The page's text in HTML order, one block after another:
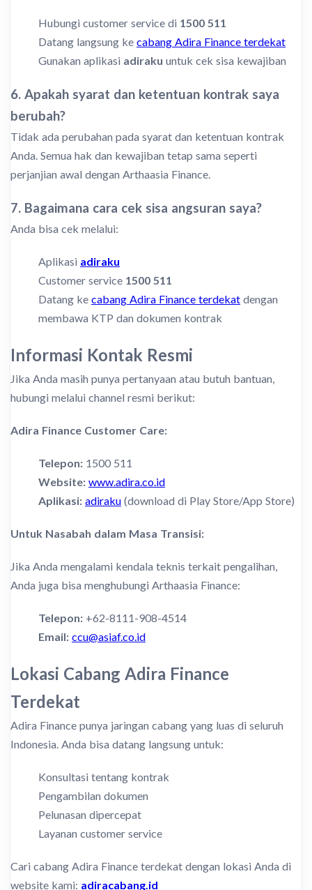
Hubungi customer service di 1500 511
Datang langsung ke cabang Adira Finance terdekat
Gunakan aplikasi adiraku untuk cek sisa kewajiban
6. Apakah syarat dan ketentuan kontrak saya
berubah?
Tidak ada perubahan pada syarat dan ketentuan kontrak
Anda. Semua hak dan kewajiban tetap sama seperti
perjanjian awal dengan Arthaasia Finance.
7. Bagaimana cara cek sisa angsuran saya?
Anda bisa cek melalui:
Aplikasi adiraku
Customer service 1500 511
Datang ke cabang Adira Finance terdekat dengan
membawa KTP dan dokumen kontrak
Informasi Kontak Resmi
Jika Anda masih punya pertanyaan atau butuh bantuan,
hubungi melalui channel resmi berikut:
Adira Finance Customer Care:
Telepon: 1500 511
Website: www.adira.co.id
Aplikasi: adiraku (download di Play Store/App Store)
Untuk Nasabah dalam Masa Transisi:
Jika Anda mengalami kendala teknis terkait pengalihan,
Anda juga bisa menghubungi Arthaasia Finance:
Telepon: +62-8111-908-4514
Email: ccu@asiaf.co.id
Lokasi Cabang Adira Finance
Terdekat
Adira Finance punya jaringan cabang yang luas di seluruh
Indonesia. Anda bisa datang langsung untuk:
Konsultasi tentang kontrak
Pengambilan dokumen
Pelunasan dipercepat
Layanan customer service
Cari cabang Adira Finance terdekat dengan lokasi Anda di
website kami: adiracabang.id